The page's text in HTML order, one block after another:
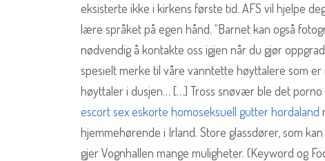
eksisterte ikke i kirkens første tid. AFS vil hjelpe
lære språket på egen hånd. “Barnet kan også
nødvendig å kontakte oss igjen når du gjør
spesielt merke til våre vanntette høyttalere som
høyttaler i dusjen… […] Tross snøvær ble det
escort sex eskorte homoseksuell gutter hordaland
hjemmehørende i Irland. Store glassdører, som
gjer Vognhallen mange muligheter. (Keyword og